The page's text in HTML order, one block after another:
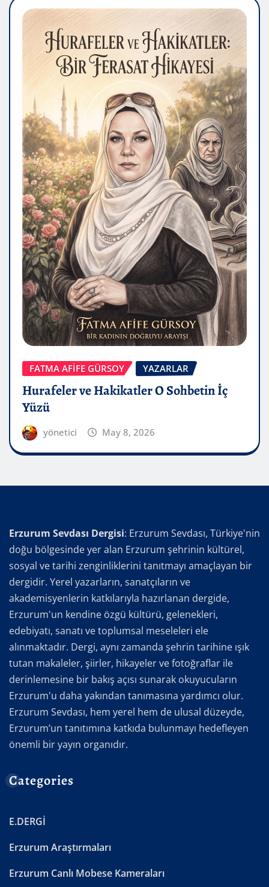
FATMA AFİFE GÜRSOY YAZARLAR
Hurafeler ve Hakikatler O Sohbetin İç
Yüzü
yönetici May 8, 2026
Erzurum Sevdası Dergisi: Erzurum Sevdası, Türkiye'nin
doğu bölgesinde yer alan Erzurum şehrinin kültürel,
sosyal ve tarihi zenginliklerini tanıtmayı amaçlayan bir
dergidir. Yerel yazarların, sanatçıların ve
akademisyenlerin katkılarıyla hazırlanan dergide,
Erzurum'un kendine özgü kültürü, gelenekleri,
edebiyatı, sanatı ve toplumsal meseleleri ele
alınmaktadır. Dergi, aynı zamanda şehrin tarihine ışık
tutan makaleler, şiirler, hikayeler ve fotoğraflar ile
derinlemesine bir bakış açısı sunarak okuyucuların
Erzurum'u daha yakından tanımasına yardımcı olur.
Erzurum Sevdası, hem yerel hem de ulusal düzeyde,
Erzurum’un tanıtımına katkıda bulunmayı hedefleyen
önemli bir yayın organıdır.
Categories
E.DERGİ
Erzurum Araştırmaları
Erzurum Canlı Mobese Kameraları